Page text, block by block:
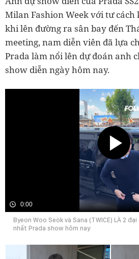
Milan Fashion Week với tư cách
khi lên đường ra sân bay đến
meeting, nam diễn viên đã lựa
Prada làm nổi lên dự đoán anh
show diễn ngày hôm nay.
0:00
Byeon Woo Seok và Sana (TWICE) LÀ 2
nhất Prada show hôm nay